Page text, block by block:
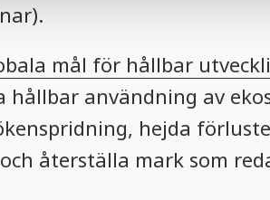
mål för hållbar
användning av
hejda
återställa mark som